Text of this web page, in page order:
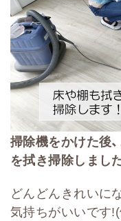
掃除機をかけた後
を拭き掃除しました
どんどんきれいに
気持ちがいいです